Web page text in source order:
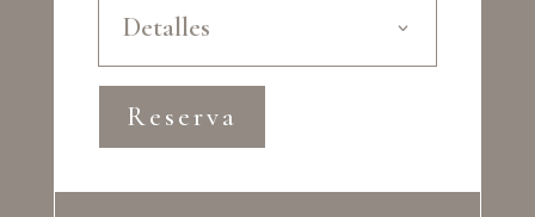
Detalles
Reserva